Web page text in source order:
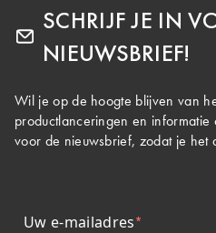
SCHRIJF JE IN
NIEUWSBRIEF!
Wil je op de hoogte blijven van
productlanceringen en informatie
voor de nieuwsbrief, zodat je het
Uw e-mailadres